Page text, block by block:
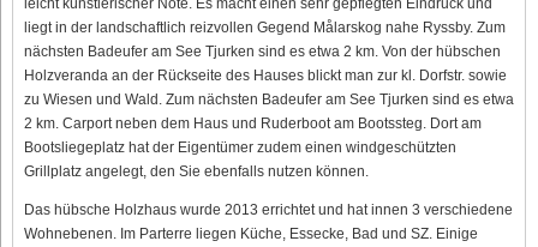
leicht künstlerischer Note. Es macht einen sehr gepflegten Eindruck und
liegt in der landschaftlich reizvollen Gegend Målarskog nahe Ryssby. Zum
nächsten Badeufer am See Tjurken sind es etwa 2 km. Von der hübschen
Holzveranda an der Rückseite des Hauses blickt man zur kl. Dorfstr. sowie
zu Wiesen und Wald. Zum nächsten Badeufer am See Tjurken sind es etwa
2 km. Carport neben dem Haus und Ruderboot am Bootssteg. Dort am
Bootsliegeplatz hat der Eigentümer zudem einen windgeschützten
Grillplatz angelegt, den Sie ebenfalls nutzen können.
Das hübsche Holzhaus wurde 2013 errichtet und hat innen 3 verschiedene
Wohnebenen. Im Parterre liegen Küche, Essecke, Bad und SZ. Einige